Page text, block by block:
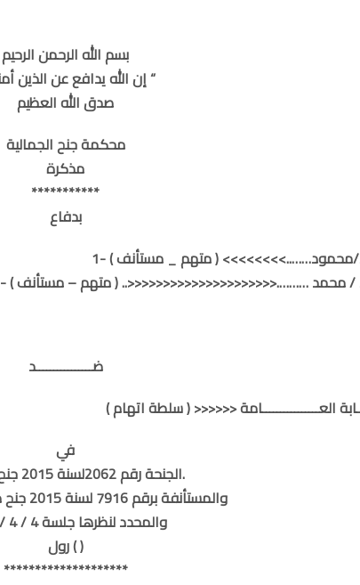
بسم الله الرحمن الرحيم
” إن الله يدافع عن الذين أمنوا “
صدق الله العظيم
محكمة جنح الجمالية
مذكرة
***********
بدفاع
محمود……..>>>>>>>> ( متهم _ مستأنف )
/ محمد ……….<<<<<<<<<<<<<<<<<<<<<.. ( متهم – مستأنف )
ضــــــــــــــــد
العــــــــــــــــامة <<<<<< ( سلطة اتهام )
في
الجنحة رقم 2062لسنة 2015 جنح الجمالية.
والمستأنفة برقم 7916 لسنة 2015 جنح مستأنف الجمالية
والمحدد لنظرها جلسة 4 / 4 / 2017
رول ( )
********************